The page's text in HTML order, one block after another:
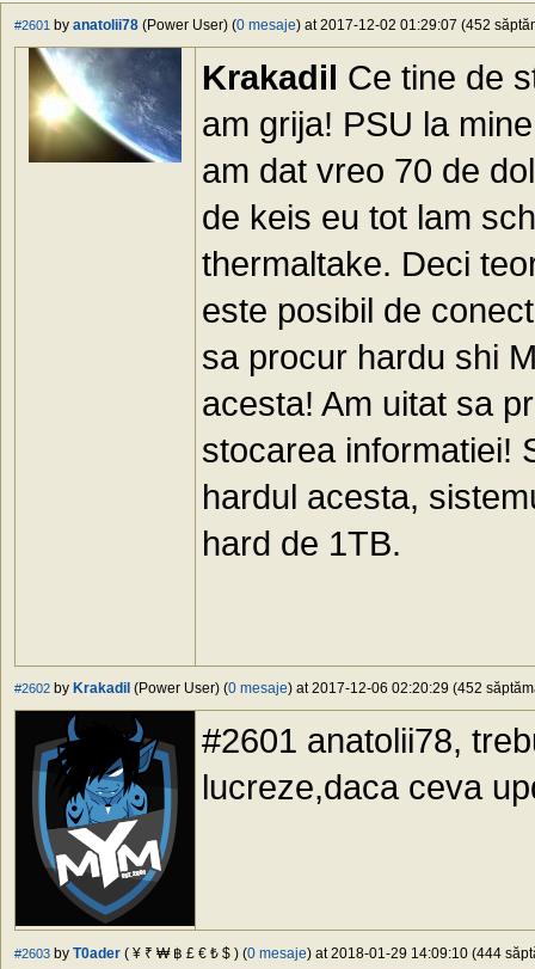
#2601 by anatolii78 (Power User) (0 mesaje) at 2017-12-02 01:29:07 (452
Krakadil Ce tine de
am grija! PSU la
am dat vreo 70 de
de keis eu tot lam
thermaltake. Deci
este posibil de
sa procur hardu shi
acesta! Am uitat sa
stocarea informatiei!
hardul acesta,
hard de 1TB.
#2602 by Krakadil (Power User) (0 mesaje) at 2017-12-06 02:20:29 (452
#2601 anatolii78,
lucreze,daca ceva
#2603 by T0ader ( ¥ ₹ ₩ ฿ £ € ₺ $ ) (0 mesaje) at 2018-01-29 14:09:10 (444